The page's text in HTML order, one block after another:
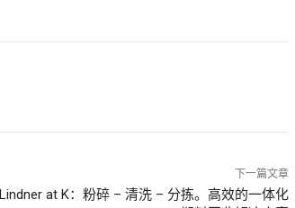
下一篇文章
Lindner at K：粉碎 – 清洗 – 分拣。高效的一体化